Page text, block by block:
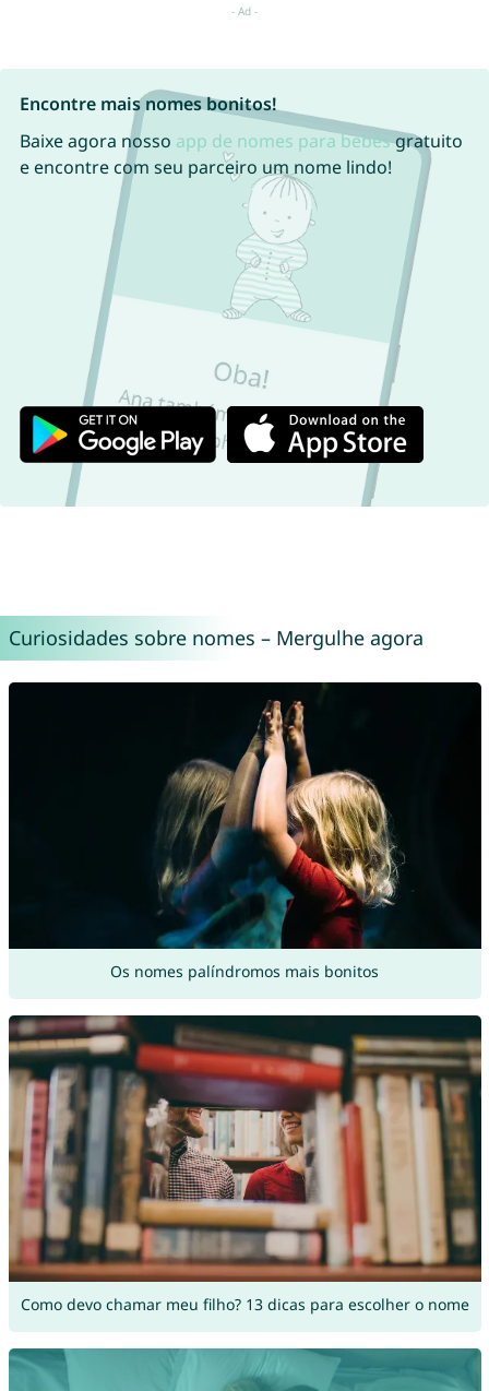
Encontre mais nomes bonitos!
Baixe agora nosso app de nomes para bebêsgratuito
e encontre com seu parceiro um nome lindo!
Curiosidades sobre nomes – Mergulhe agora
Os nomes palíndromos mais bonitos
Como devo chamar meu filho? 13 dicas para escolher o nome